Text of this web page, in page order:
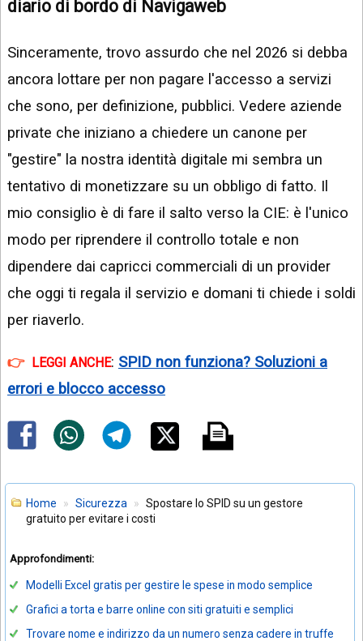
diario di bordo di Navigaweb
Sinceramente, trovo assurdo che nel 2026 si debba
ancora lottare per non pagare l'accesso a servizi
che sono, per definizione, pubblici. Vedere aziende
private che iniziano a chiedere un canone per
"gestire" la nostra identità digitale mi sembra un
tentativo di monetizzare su un obbligo di fatto. Il
mio consiglio è di fare il salto verso la CIE: è l'unico
modo per riprendere il controllo totale e non
dipendere dai capricci commerciali di un provider
che oggi ti regala il servizio e domani ti chiede i soldi
per riaverlo.
LEGGI ANCHE: SPID non funziona? Soluzioni a
errori e blocco accesso
Home Sicurezza
Spostare lo SPID su un gestore
gratuito per evitare i costi
Approfondimenti:
Modelli Excel gratis per gestire le spese in modo semplice
Grafici a torta e barre online con siti gratuiti e semplici
Trovare nome e indirizzo da un numero senza cadere in truffe